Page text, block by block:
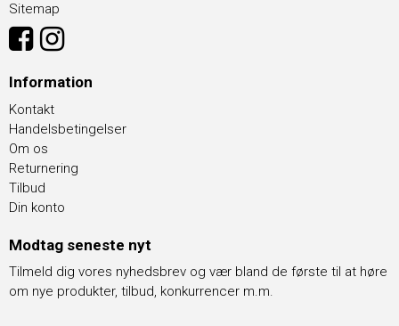
Sitemap
Information
Kontakt
Handelsbetingelser
Om os
Returnering
Tilbud
Din konto
Modtag seneste nyt
Tilmeld dig vores nyhedsbrev og vær bland de første til at høre
om nye produkter, tilbud, konkurrencer m.m.